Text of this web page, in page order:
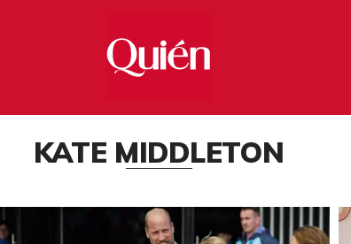
KATE MIDDLETON